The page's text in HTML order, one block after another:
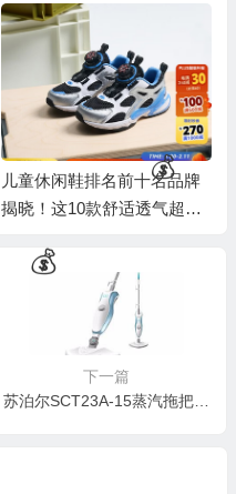
儿童休闲鞋排名前十名品牌
揭晓！这10款舒适透气超好
下一篇
苏泊尔SCT23A-15蒸汽拖把：清洁新选择，体验升级不止于拖